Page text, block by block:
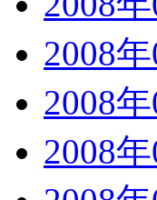
2008
2008
2008